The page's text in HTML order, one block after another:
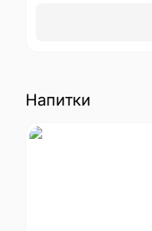
Напитки